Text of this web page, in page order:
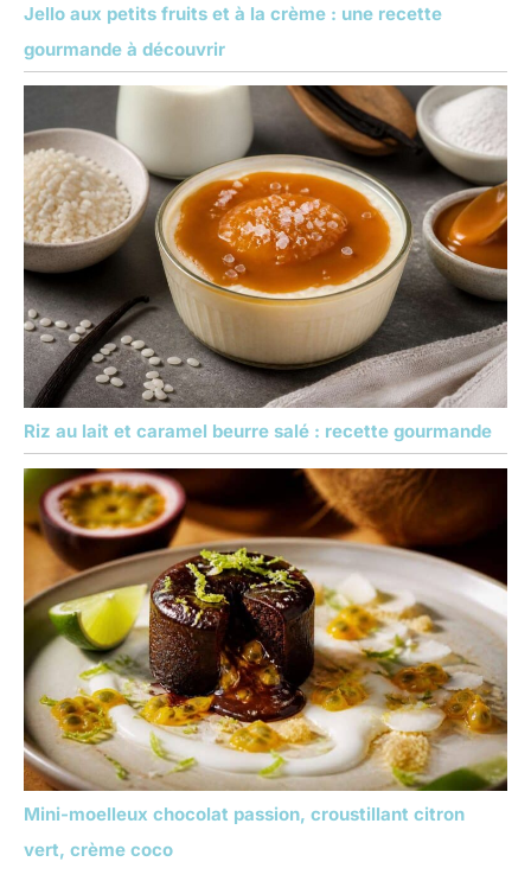
Jello aux petits fruits et à la crème : une recette
gourmande à découvrir
Riz au lait et caramel beurre salé : recette gourmande
Mini-moelleux chocolat passion, croustillant citron
vert, crème coco